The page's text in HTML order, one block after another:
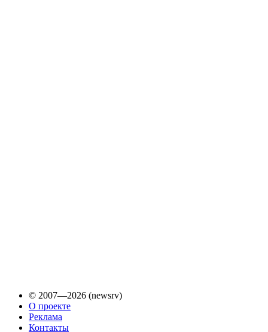
© 2007—2026 (newsrv)
О проекте
Реклама
Контакты